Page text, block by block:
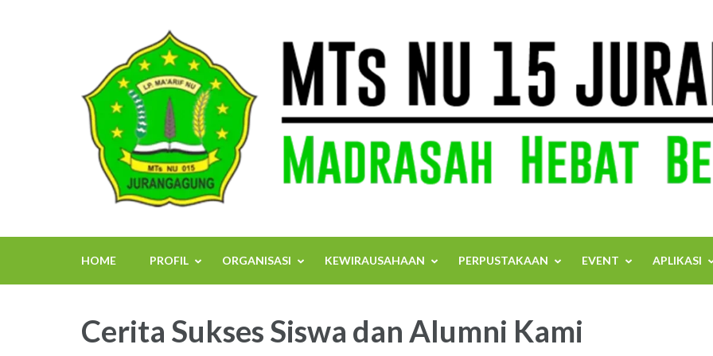
HOME PROFIL ORGANISASI KEWIRAUSAHAAN PERPUSTAKAAN EVENT APLIKASI
Cerita Sukses Siswa dan Alumni Kami